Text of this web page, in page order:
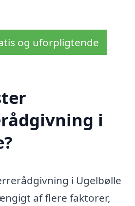
og uforpligtende
i
i Ugelbølle
af flere faktorer,